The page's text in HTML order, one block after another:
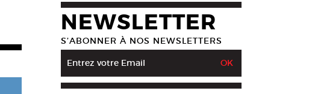
NEWSLETTER
S’ABONNER À NOS NEWSLETTERS